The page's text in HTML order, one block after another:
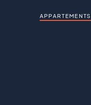
APPARTEMENTS